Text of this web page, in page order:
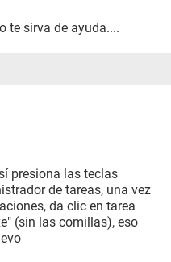
te sirva de ayuda....
presiona las teclas
de tareas, una vez
da clic en tarea
(sin las comillas), eso